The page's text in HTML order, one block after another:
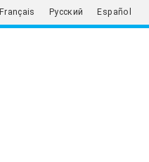
Français Русский Español